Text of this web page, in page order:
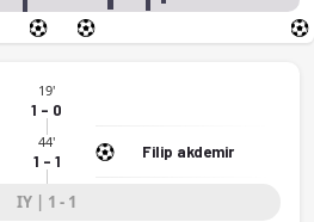
19'
1 - 0
44'
1 - 1 Filip akdemir
IY | 1 - 1